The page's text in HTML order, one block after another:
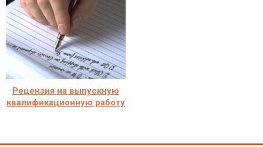
Рецензия на выпускную
квалификационную работу